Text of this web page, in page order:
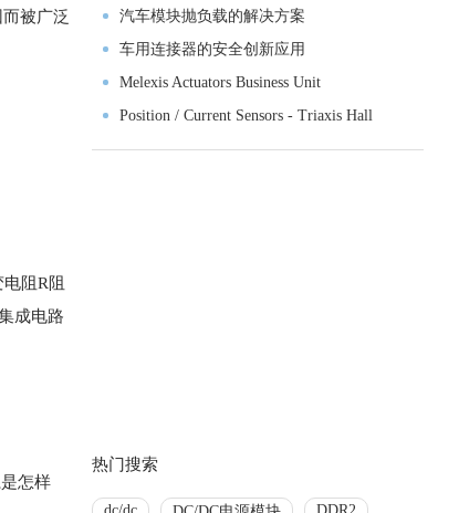
被广泛
阻R阻
成电路
怎样
汽车模块抛负载的解决方案
车用连接器的安全创新应用
Melexis Actuators Business Unit
Position / Current Sensors - Triaxis Hall
热门搜索